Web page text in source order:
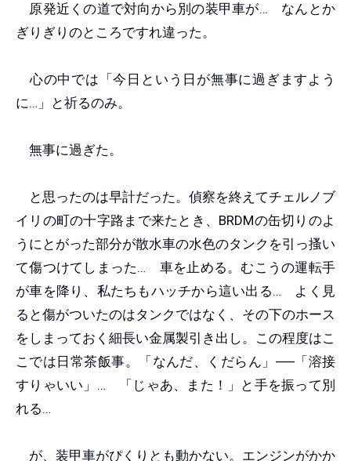
原発近くの道で対向から別の装甲車が… なんとか
ぎりぎりのところですれ違った。
心の中では「今日という日が無事に過ぎますよう
に…」と祈るのみ。
無事に過ぎた。
と思ったのは早計だった。偵察を終えてチェルノブ
イリの町の十字路まで来たとき、BRDMの缶切りのよ
うにとがった部分が散水車の水色のタンクを引っ搔い
て傷つけてしまった… 車を止める。むこうの運転手
が車を降り、私たちもハッチから這い出る… よく見
ると傷がついたのはタンクではなく、その下のホース
をしまっておく細長い金属製引き出し。この程度はこ
こでは日常茶飯事。「なんだ、くだらん」──「溶接
すりゃいい」… 「じゃあ、また！」と手を振って別
れる…
が、装甲車がぴくりとも動かない。エンジンがかか